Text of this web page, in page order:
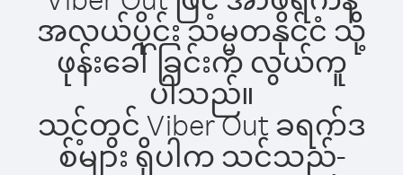
အလယ်ပိုင်း သမ္မတနိုင်ငံ သို့
ဖုန်းခေါ်ခြင်းက လွယ်ကူ
ပါသည်။
သင့်တွင် Viber Out ခရက်ဒ
စ်များ ရှိပါက သင်သည်-